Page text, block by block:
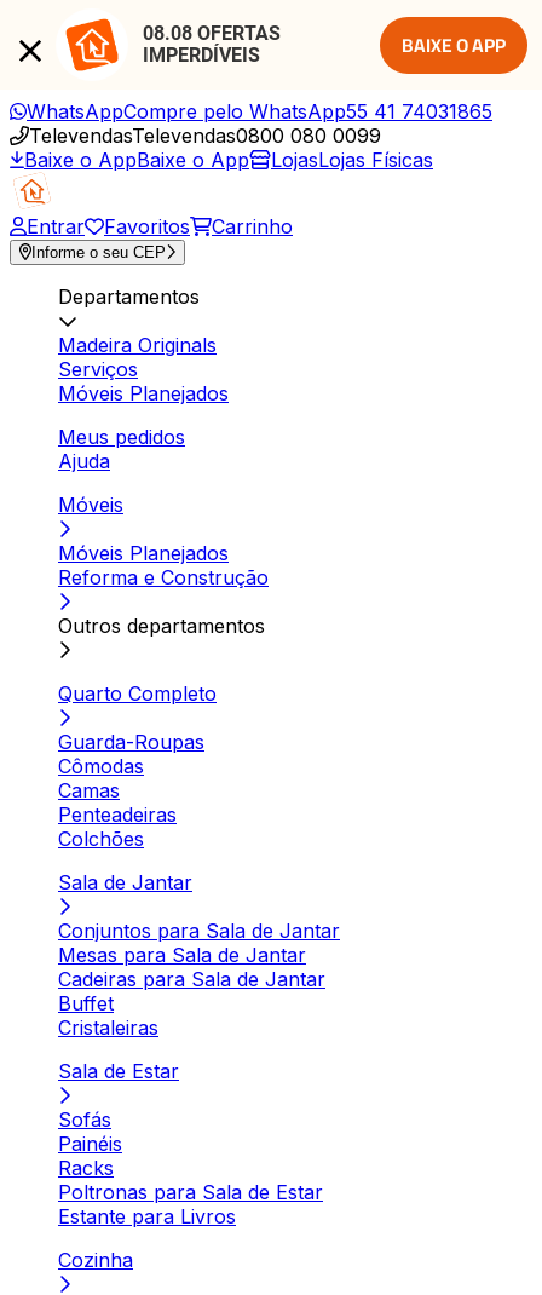
08.08 OFERTAS
IMPERDÍVEIS
BAIXE O APP
WhatsAppCompre pelo WhatsApp55 41 74031865
TelevendasTelevendas0800 080 0099
Baixe o AppBaixe o App LojasLojas Físicas
Entrar Favoritos Carrinho
Informe o seu CEP
Departamentos
Madeira Originals
Serviços
Móveis Planejados
Meus pedidos
Ajuda
Móveis
Móveis Planejados
Reforma e Construção
Outros departamentos
Quarto Completo
Guarda-Roupas
Cômodas
Camas
Penteadeiras
Colchões
Sala de Jantar
Conjuntos para Sala de Jantar
Mesas para Sala de Jantar
Cadeiras para Sala de Jantar
Buffet
Cristaleiras
Sala de Estar
Sofás
Painéis
Racks
Poltronas para Sala de Estar
Estante para Livros
Cozinha